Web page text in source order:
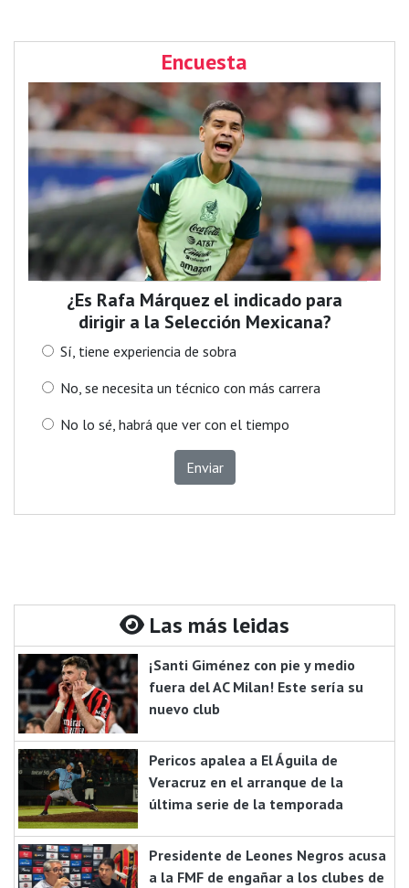
Encuesta
¿Es Rafa Márquez el indicado para
dirigir a la Selección Mexicana?
Sí, tiene experiencia de sobra
No, se necesita un técnico con más carrera
No lo sé, habrá que ver con el tiempo
Enviar
Las más leidas
¡Santi Giménez con pie y medio
fuera del AC Milan! Este sería su
nuevo club
Pericos apalea a El Águila de
Veracruz en el arranque de la
última serie de la temporada
Presidente de Leones Negros acusa
a la FMF de engañar a los clubes de